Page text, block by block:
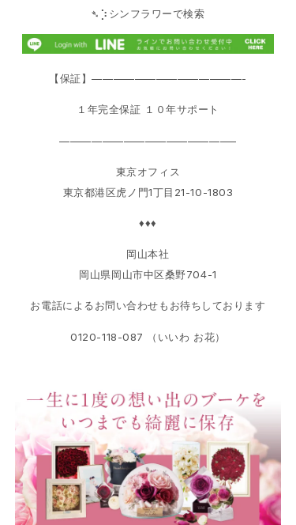
➴⡱シンフラワーで検索
【保証】——————————————-
１年完全保証 １０年サポート
————————————————–
東京オフィス
東京都港区虎ノ門1丁目21-10-1803
♦♦♦
岡山本社
岡山県岡山市中区桑野704-1
お電話によるお問い合わせもお待ちしております
0120-118-087 （いいわ お花）